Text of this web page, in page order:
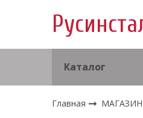
Каталог
Главная МАГАЗИН